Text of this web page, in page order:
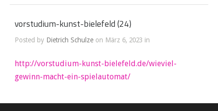
vorstudium-kunst-bielefeld (24)
Posted by Dietrich Schulze on März 6, 2023 in
http://vorstudium-kunst-bielefeld.de/wieviel-
gewinn-macht-ein-spielautomat/